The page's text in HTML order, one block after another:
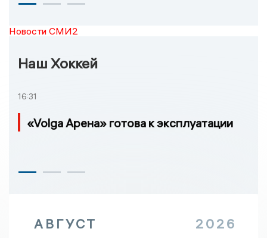
Новости СМИ2
Наш Хоккей
16:31
«Volga Арена» готова к эксплуатации
АВГУСТ 2026